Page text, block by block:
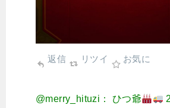
返信 リツイ お気に
@merry_hituzi： ひつ爺